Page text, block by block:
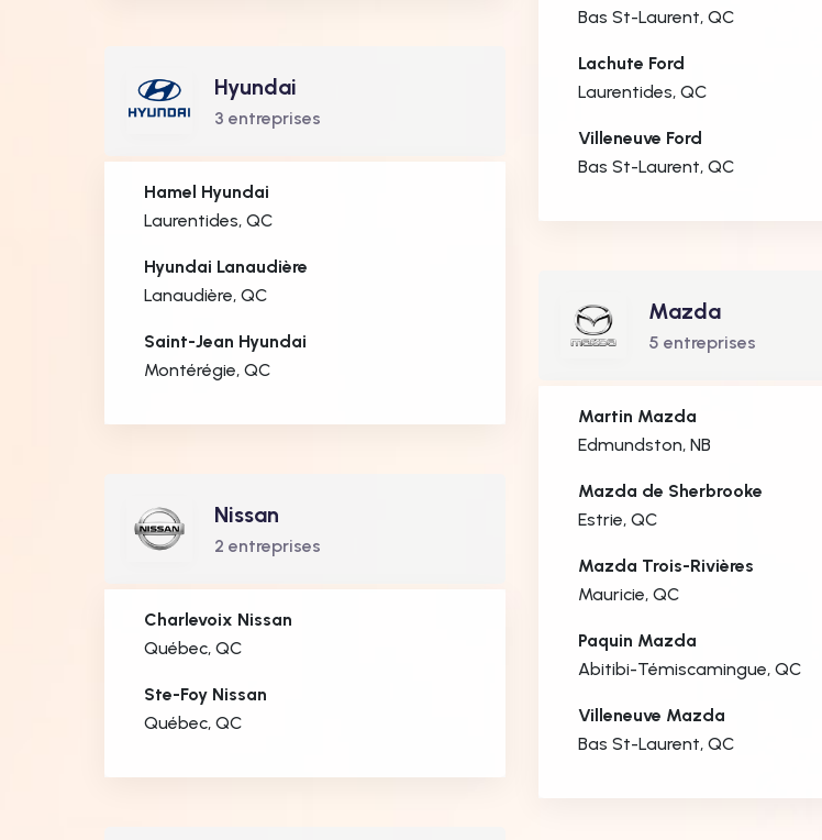
Bas St-Laurent, QC
Lachute Ford
Laurentides, QC
Villeneuve Ford
Bas St-Laurent, QC
Hyundai
3 entreprises
Hamel Hyundai
Laurentides, QC
Hyundai Lanaudière
Lanaudière, QC
Saint-Jean Hyundai
Montérégie, QC
Mazda
5 entreprises
Martin Mazda
Edmundston, NB
Mazda de Sherbrooke
Estrie, QC
Mazda Trois-Rivières
Mauricie, QC
Paquin Mazda
Abitibi-Témiscamingue, QC
Villeneuve Mazda
Bas St-Laurent, QC
Nissan
2 entreprises
Charlevoix Nissan
Québec, QC
Ste-Foy Nissan
Québec, QC